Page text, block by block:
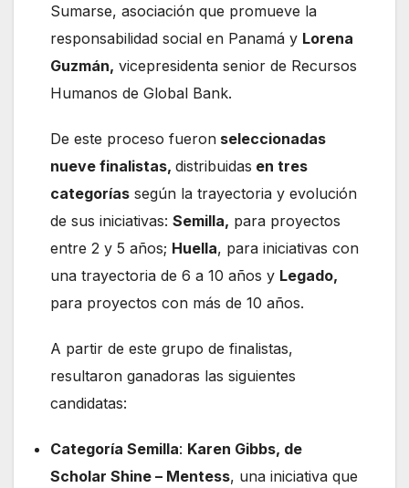
Sumarse, asociación que promueve la
responsabilidad social en Panamá y Lorena
Guzmán, vicepresidenta senior de Recursos
Humanos de Global Bank.
De este proceso fueron seleccionadas
nueve finalistas, distribuidas en tres
categorías según la trayectoria y evolución
de sus iniciativas: Semilla, para proyectos
entre 2 y 5 años; Huella, para iniciativas con
una trayectoria de 6 a 10 años y Legado,
para proyectos con más de 10 años.
A partir de este grupo de finalistas,
resultaron ganadoras las siguientes
candidatas:
Categoría Semilla: Karen Gibbs, de
Scholar Shine – Mentess, una iniciativa que